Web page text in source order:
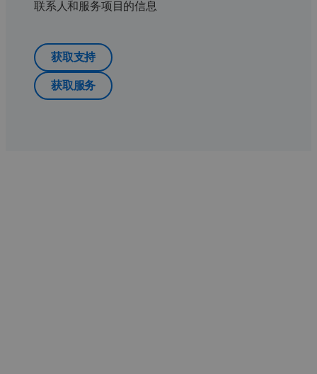
联系人和服务项目的信息
获取支持
获取服务